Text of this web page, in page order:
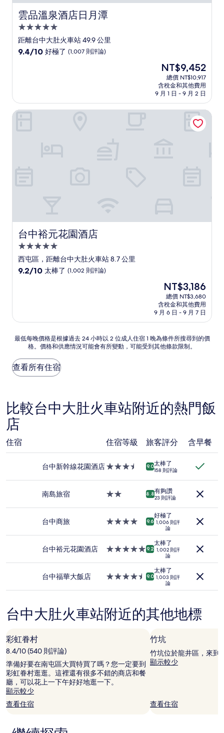
雲品溫泉酒店日月潭
雲品溫泉酒店日月潭
5.0
星
級
距離台中大肚火車站 49.9 公里
9.4
好
極
9.4/10 好極了 (1,007 則評論)
現
在
價
格
為
NT$9,452
NT$9,452
總價 NT$10,917
含稅金和其他費用
9 月 1 日 - 9 月 2 日
台中裕元花園酒店
台中裕元花園酒店
5.0
星
級
西屯區，距離台中大肚火車站 8.7 公里
9.2
太
了，
(1,002
則
評
論)
9.2/10 太棒了 (1,002 則評論)
現
在
價
格
為
NT$3,186
總價 NT$3,680
含稅金和其他費用
9 月 6 日 - 9 月 7 日
台中裕元花園酒店
最
晚
價
根
據
過
去
24
小
時
位
住
晚
件
尋
的
價
價
格
和
供
應
情
況
可
能
有
最低每晚價格是根據過去 24 小時以 2 位成人住宿 1 晚為條件所搜尋到的價
格。價格和供應情況可能會有所變動，可能受到其他條款限制。
查看所有住宿
比較台中大肚火車站附近的熱門飯
店
住宿 住宿等級 旅客評分 含早餐
台中新幹線花園酒店3.5
住
9.0太棒了
158 則評論
南島旅宿
2.0
住
8.8有夠讚
23 則評論
台中商旅
4.0
住
9.6
好極了
1,006 則評
論
台中裕元花園酒店
5.0
住
9.2
太棒了
1,002 則評
論
台中福華大飯店
4.5
宿
9.0
太棒了
1,003 則評
論
台中大肚火車站附近的其他地標
彩虹眷村
8.4/10 (540 則評論)
準備好要在南屯區大買特買了嗎？您一定要到
彩虹眷村逛逛。這裡還有很多不錯的商店和餐
廳，可以花上一下午好好地逛一下。
顯示較少
查看住宿
竹坑
竹坑位於龍井區，來到
顯示較少
查看住宿